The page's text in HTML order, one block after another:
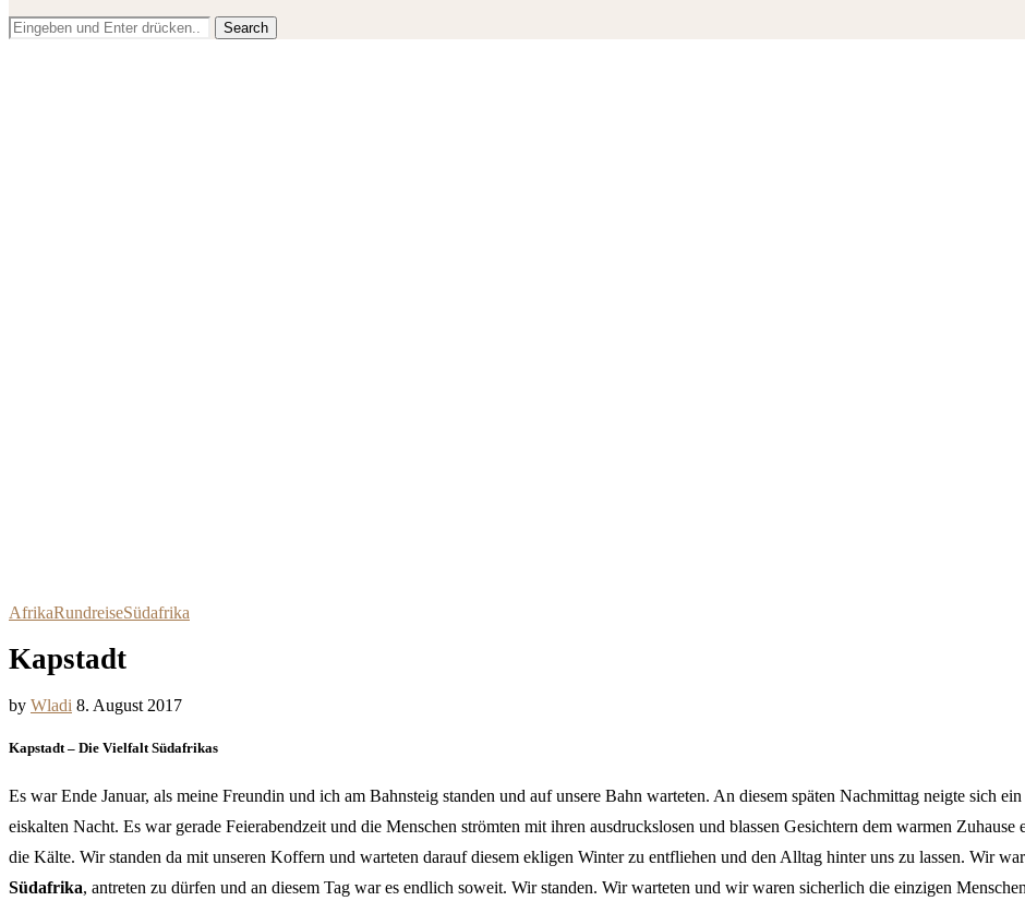
Search
AfrikaRundreiseSüdafrika
Kapstadt
by Wladi 8. August 2017
Kapstadt – Die Vielfalt Südafrikas
Es war Ende Januar, als meine Freundin und ich am Bahnsteig standen und auf unsere Bahn warteten. An diesem späten Nachmittag neigte sich
eiskalten Nacht. Es war gerade Feierabendzeit und die Menschen strömten mit ihren ausdruckslosen und blassen Gesichtern dem warmen
die Kälte. Wir standen da mit unseren Koffern und warteten darauf diesem ekligen Winter zu entfliehen und den Alltag hinter uns zu lassen. Wir
Südafrika, antreten zu dürfen und an diesem Tag war es endlich soweit. Wir standen. Wir warteten und wir waren sicherlich die einzigen